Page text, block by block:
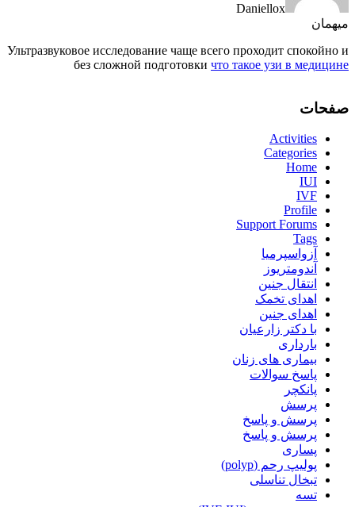
Daniellox
میهمان
Ультразвуковое исследование чаще всего проходит спокойно и
без сложной подготовки что такое узи в медицине
صفحات
Activities
Categories
Home
IUI
IVF
Profile
Support Forums
Tags
آزواسپرمیا
آندومتریوز
انتقال جنین
اهدای تخمک
اهدای جنین
با دکتر زارعیان
بارداری
بیماری های زنان
پاسخ سوالات
پانکچر
پرسش
پرسش و پاسخ
پرسش و پاسخ
پساری
پولیپ رحم (polyp)
تبخال تناسلی
تسه